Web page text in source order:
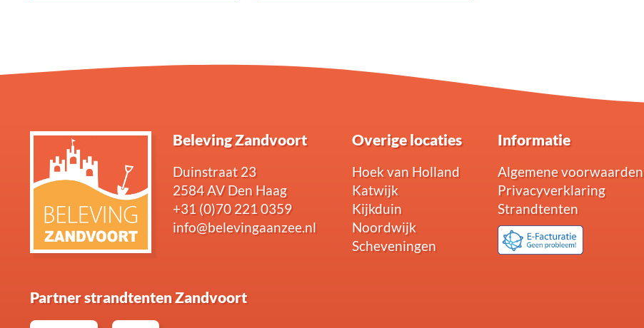
Beleving Zandvoort
Duinstraat 23
2584 AV Den Haag
+31 (0)70 221 0359
info@belevingaanzee.nl
Overige locaties
Hoek van Holland
Katwijk
Kijkduin
Noordwijk
Scheveningen
Informatie
Algemene voorwaarden
Privacyverklaring
Strandtenten
Partner strandtenten Zandvoort